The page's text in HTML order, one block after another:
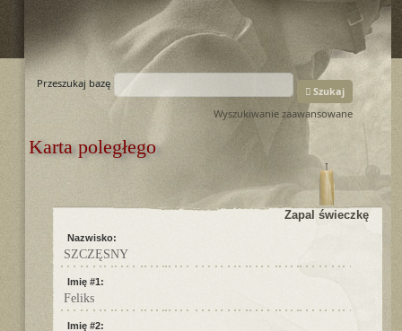
Przeszukaj bazę
Szukaj
Wyszukiwanie zaawansowane
Karta poległego
Zapal świeczkę
Nazwisko:
SZCZĘSNY
Imię #1:
Feliks
Imię #2: